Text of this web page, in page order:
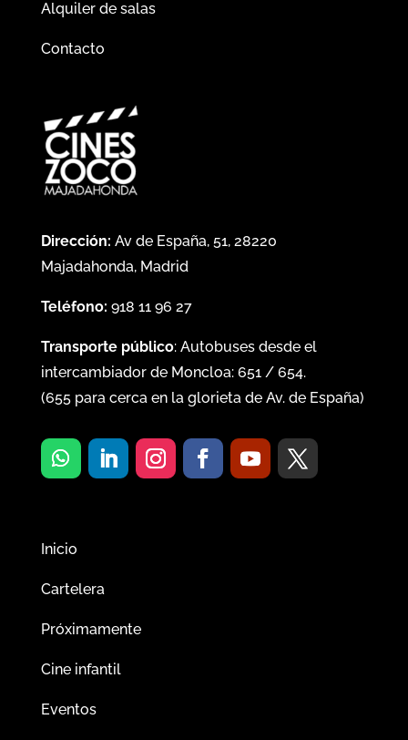
Alquiler de salas
Contacto
Dirección: Av de España, 51, 28220
Majadahonda, Madrid
Teléfono: 918 11 96 27
Transporte público: Autobuses desde el
intercambiador de Moncloa: 651/ 654.
(655para cerca en la glorieta de Av. de España)
Inicio
Cartelera
Próximamente
Cine infantil
Eventos